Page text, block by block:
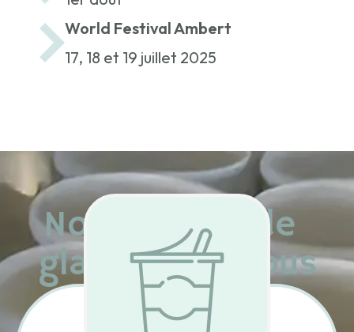
World Festival Ambert
17, 18 et 19 juillet 2025
Nos 2 types de
glaces pour vous